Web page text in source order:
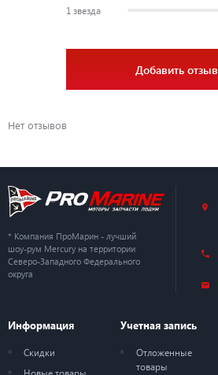
1 звезда
Добавить отзыв
Нет отзывов
* Компания ПроМарин - лучший
шоу-рум Mercury на территории
Северо-Западного Федерального
округа
Информация
Скидки
Учетная запись
Отложенные
товары